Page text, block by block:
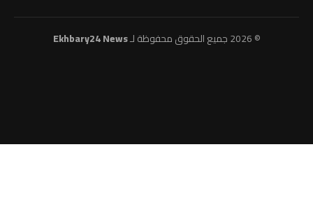
© 2026 جميع الحقوق محفوظة لـ Ekhbary24 News